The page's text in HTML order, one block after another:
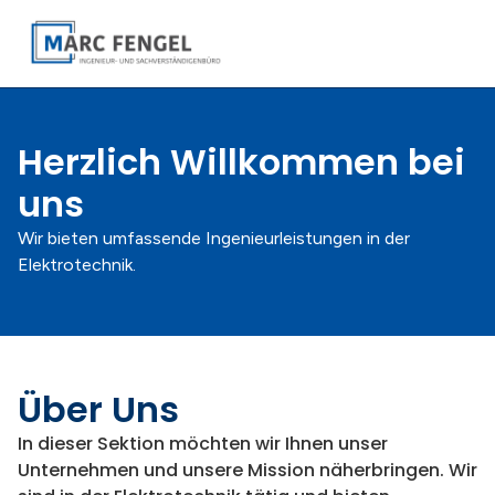
Herzlich Willkommen bei
uns
Wir bieten umfassende Ingenieurleistungen in der
Elektrotechnik.
Über Uns
In dieser Sektion möchten wir Ihnen unser
Unternehmen und unsere Mission näherbringen. Wir